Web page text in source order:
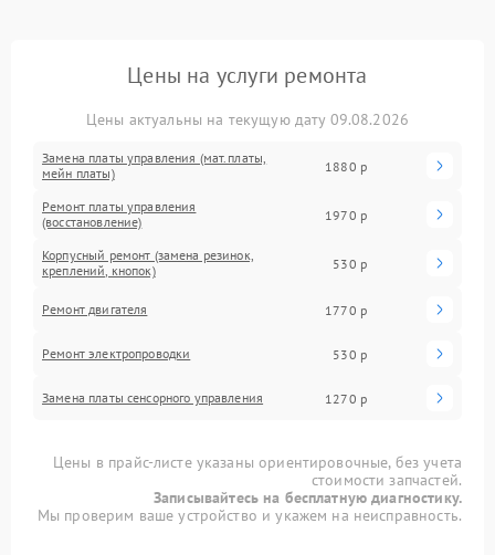
Цены на услуги ремонта
Цены актуальны на текущую дату 09.08.2026
Замена платы управления (мат.платы,
мейн платы)
1880 р
Ремонт платы управления
(восстановление)
1970 р
Корпусный ремонт (замена резинок,
креплений, кнопок)
530 р
Ремонт двигателя 1770 р
Ремонт электропроводки 530 р
Замена платы сенсорного управления 1270 р
Цены в прайс-листе указаны ориентировочные, без учета
стоимости запчастей.
Записывайтесь на бесплатную диагностику.
Мы проверим ваше устройство и укажем на неисправность.